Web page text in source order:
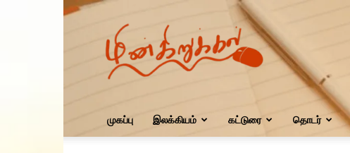
மின்கிறுக்கல்
முகப்பு இலக்கியம் கட்டுரை தொடர்